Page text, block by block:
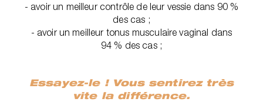
- avoir un meilleur contrôle de leur vessie dans 90 %
des cas ;
- avoir un meilleur tonus musculaire vaginal dans
94 % des cas ;
Essayez-le ! Vous sentirez très
vite la différence.